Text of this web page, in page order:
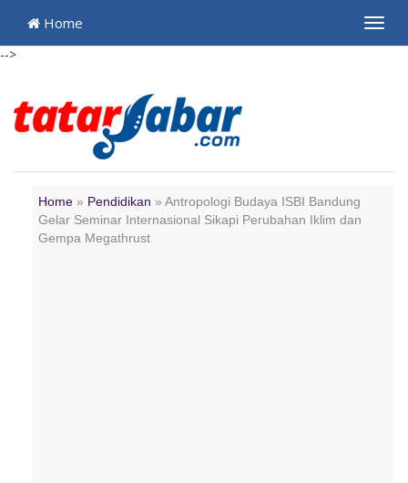
-->
Home
Home » Pendidikan » Antropologi Budaya ISBI Bandung
Gelar Seminar Internasional Sikapi Perubahan Iklim dan
Gempa Megathrust